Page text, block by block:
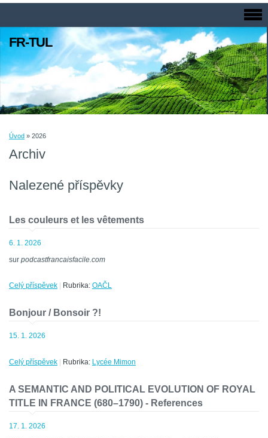
FR-TUL
Úvod » 2026
Archiv
Nalezené příspěvky
Les couleurs et les vêtements
6. 1. 2026
sur podcastfrancaisfacile.com
Celý příspěvek Rubrika: OAČL
Bonjour / Bonsoir ?!
15. 1. 2026
Celý příspěvek Rubrika: Lycée Mimon
A SEMANTIC AND POLITICAL EVOLUTION OF ROYAL
TITLE IN FRANCE (680–1790) - References
17. 1. 2026